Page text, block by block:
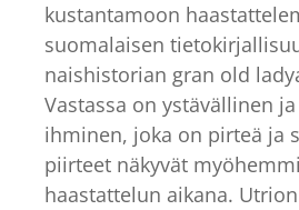
kustantamoon
suomalaisen
naishistorian gran old
Vastassa on ystävällinen
ihminen, joka on pirteä ja
piirteet näkyvät
haastattelun aikana.